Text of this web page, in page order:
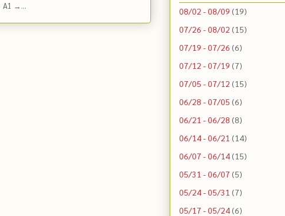
A1 →...
08/02 - 08/09 (19)
07/26 - 08/02 (15)
07/19 - 07/26 (6)
07/12 - 07/19 (7)
07/05 - 07/12 (15)
06/28 - 07/05 (6)
06/21 - 06/28 (8)
06/14 - 06/21 (14)
06/07 - 06/14(15)
05/31 - 06/07 (5)
05/24 - 05/31 (7)
05/17 - 05/24(6)